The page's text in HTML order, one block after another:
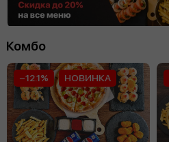
Комбо
−12.1% НОВИНКА